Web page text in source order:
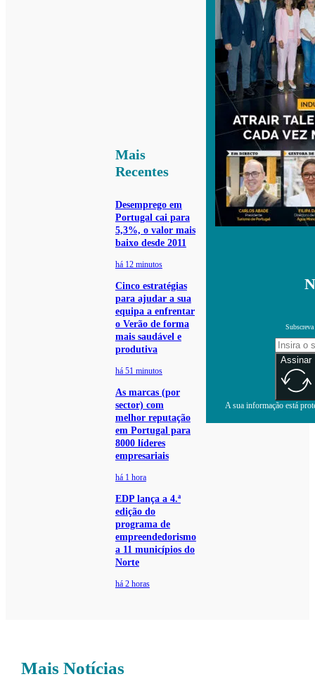
Mais
Recentes
Desemprego em
Portugal cai para
5,3%, o valor mais
baixo desde 2011
há 12 minutos
Cinco estratégias
para ajudar a sua
equipa a enfrentar
o Verão de forma
mais saudável e
produtiva
há 51 minutos
As marcas (por
sector) com
melhor reputação
em Portugal para
8000 líderes
empresariais
há 1 hora
EDP lança a 4.ª
edição do
programa de
empreendedorismo
a 11 municípios do
Norte
há 2 horas
Assinar
A sua informação está
Mais Notícias